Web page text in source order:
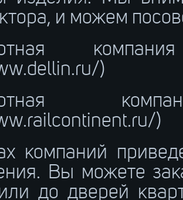
и можем
)
)
компаний
Вы можете
до дверей